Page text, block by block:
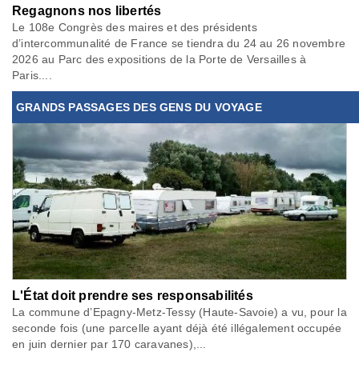
Regagnons nos libertés
Le 108e Congrès des maires et des présidents
d’intercommunalité de France se tiendra du 24 au 26 novembre
2026 au Parc des expositions de la Porte de Versailles à
Paris....
GRANDS PASSAGES DES GENS DU VOYAGE
L'État doit prendre ses responsabilités
La commune d’Epagny-Metz-Tessy (Haute-Savoie) a vu, pour la
seconde fois (une parcelle ayant déjà été illégalement occupée
en juin dernier par 170 caravanes),...